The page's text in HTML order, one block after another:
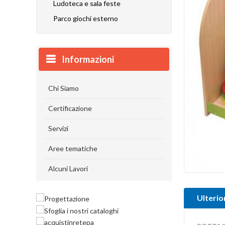
Ludoteca e sala feste
Parco giochi esterno
Informazioni
Chi Siamo
Certificazione
Servizi
Aree tematiche
Alcuni Lavori